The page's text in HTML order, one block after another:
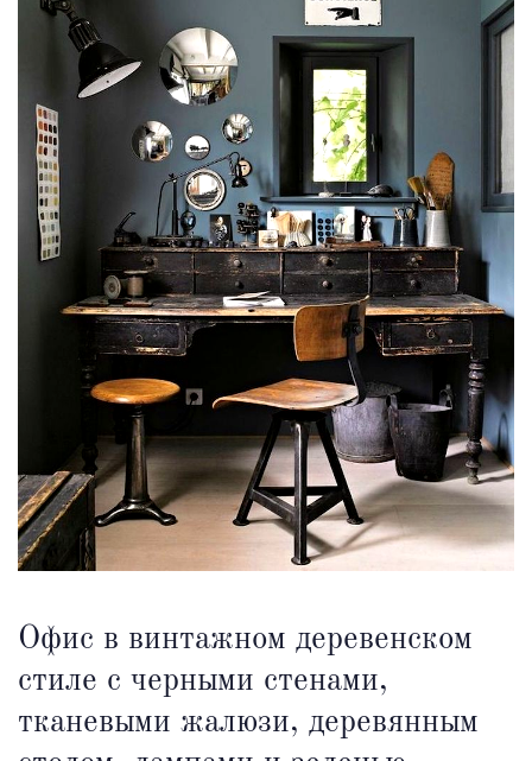
Офис в винтажном деревенском
стиле с черными стенами,
тканевыми жалюзи, деревянным